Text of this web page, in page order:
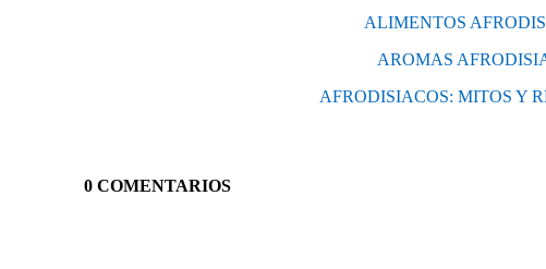
ALIMENTOS
AROMAS
AFRODISIACOS: MITOS Y
0 COMENTARIOS